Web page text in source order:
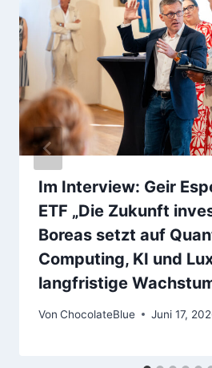
Im Interview: Geir
ETF „Die Zukunft
Boreas setzt auf
Computing, KI und
langfristige
Von ChocolateBlue Juni 17,